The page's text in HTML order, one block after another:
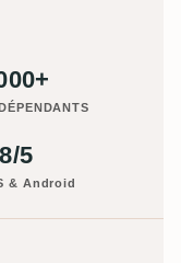
5
& Android